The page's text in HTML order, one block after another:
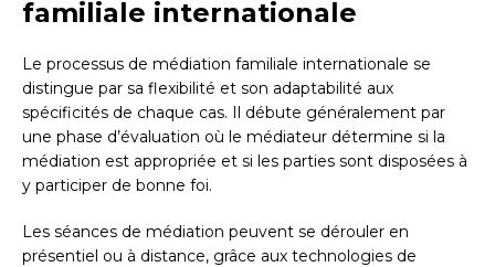
familiale internationale
Le processus de médiation familiale internationale se
distingue par sa flexibilité et son adaptabilité aux
spécificités de chaque cas. Il débute généralement par
une phase d’évaluation où le médiateur détermine si la
médiation est appropriée et si les parties sont disposées à
y participer de bonne foi.
Les séances de médiation peuvent se dérouler en
présentiel ou à distance, grâce aux technologies de